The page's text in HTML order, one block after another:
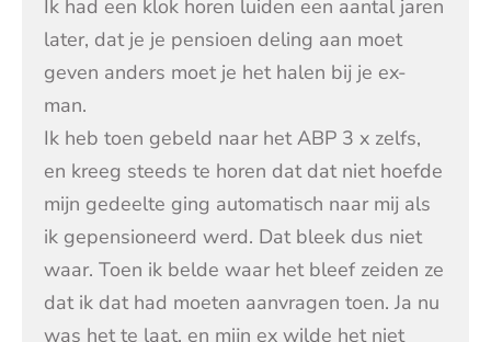
Ik had een klok horen luiden een aantal jaren
later, dat je je pensioen deling aan moet
geven anders moet je het halen bij je ex-
man.
Ik heb toen gebeld naar het ABP 3 x zelfs,
en kreeg steeds te horen dat dat niet hoefde
mijn gedeelte ging automatisch naar mij als
ik gepensioneerd werd. Dat bleek dus niet
waar. Toen ik belde waar het bleef zeiden ze
dat ik dat had moeten aanvragen toen. Ja nu
was het te laat, en mijn ex wilde het niet